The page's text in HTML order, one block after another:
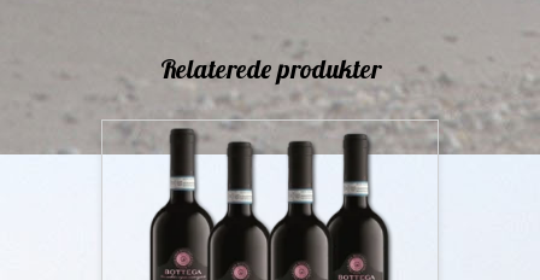
Relaterede produkter